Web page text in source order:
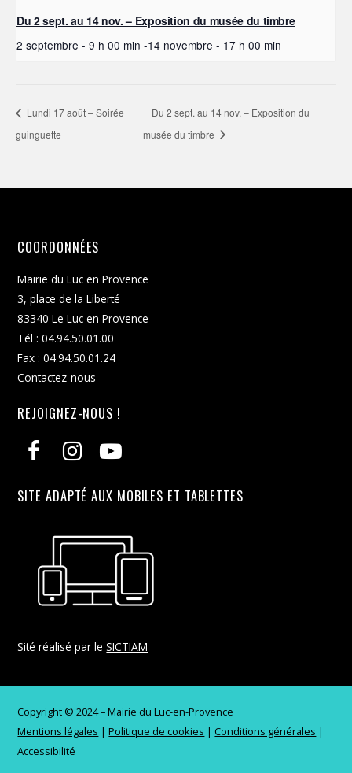
Du 2 sept. au 14 nov. – Exposition du musée du timbre
2 septembre - 9 h 00 min -14 novembre - 17 h 00 min
Lundi 17 août – Soirée
guinguette
Du 2 sept. au 14 nov. – Exposition du
musée du timbre
COORDONNÉES
Mairie du Luc en Provence
3, place de la Liberté
83340 Le Luc en Provence
Tél : 04.94.50.01.00
Fax : 04.94.50.01.24
Contactez-nous
REJOIGNEZ-NOUS !
SITE ADAPTÉ AUX MOBILES ET TABLETTES
Sité réalisé par leSICTIAM
Copyright © 2024 – Mairie du Luc-en-Provence
Mentions légales |Politique de cookies | Conditions générales |
Accessibilité